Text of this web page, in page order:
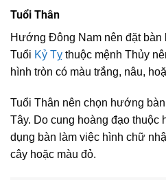
Tuổi Thân
Hướng Đông Nam nên đặt bàn
Tuổi Kỷ Tỵ thuộc mệnh Thủy
hình tròn có màu trắng, nâu,
Tuổi Thân nên chọn hướng
Tây. Do cung hoàng đạo thuộc
dụng bàn làm việc hình chữ
cây hoặc màu đỏ.